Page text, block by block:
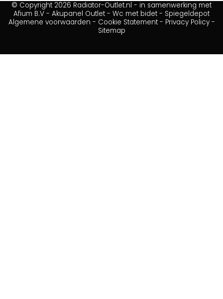
© Copyright 2026 Radiator-Outlet.nl - in samenwerking met
Afium B.V - Akupanel Outlet - Wc met bidet - Spiegeldepot
Algemene voorwaarden - Cookie Statement- Privacy Policy-
Sitemap